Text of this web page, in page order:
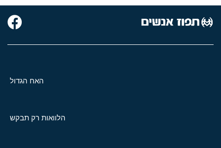
האח הגדול
הלוואות רק תבקש